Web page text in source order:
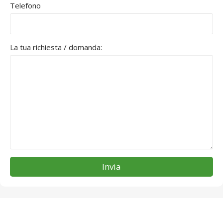
Telefono
La tua richiesta / domanda:
Invia